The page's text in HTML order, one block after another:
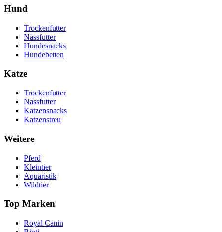
Hund
Trockenfutter
Nassfutter
Hundesnacks
Hundebetten
Katze
Trockenfutter
Nassfutter
Katzensnacks
Katzenstreu
Weitere
Pferd
Kleintier
Aquaristik
Wildtier
Top Marken
Royal Canin